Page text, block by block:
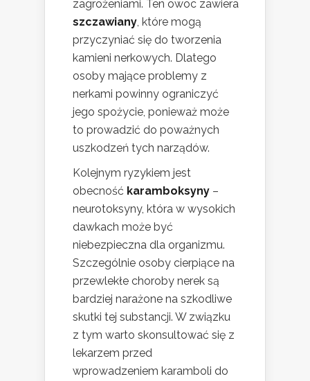
zagrożeniami. Ten owoc zawiera
szczawiany , które mogą
przyczyniać się do tworzenia
kamieni nerkowych. Dlatego
osoby mające problemy z
nerkami powinny ograniczyć
jego spożycie, ponieważ może
to prowadzić do poważnych
uszkodzeń tych narządów.
Kolejnym ryzykiem jest
obecność karamboksyny –
neurotoksyny, która w wysokich
dawkach może być
niebezpieczna dla organizmu.
Szczególnie osoby cierpiące na
przewlekłe choroby nerek są
bardziej narażone na szkodliwe
skutki tej substancji. W związku
z tym warto skonsultować się z
lekarzem przed
wprowadzeniem karamboli do